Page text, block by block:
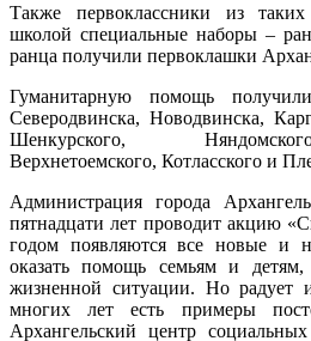
Также первоклассники из
школой специальные наборы –
ранца получили первоклашки
Гуманитарную помощь
Северодвинска, Новодвинска,
Шенкурского,
Верхнетоемского, Котласского и
Администрация города
пятнадцати лет проводит акцию
годом появляются все новые и
оказать помощь семьям и
жизненной ситуации. Но радует
многих лет есть примеры
Архангельский центр